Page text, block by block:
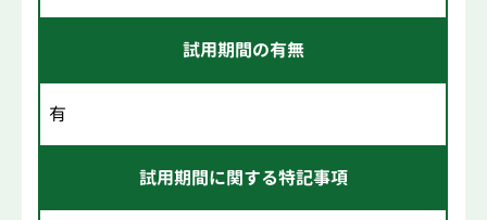
試用期間の有無
有
試用期間に関する特記事項